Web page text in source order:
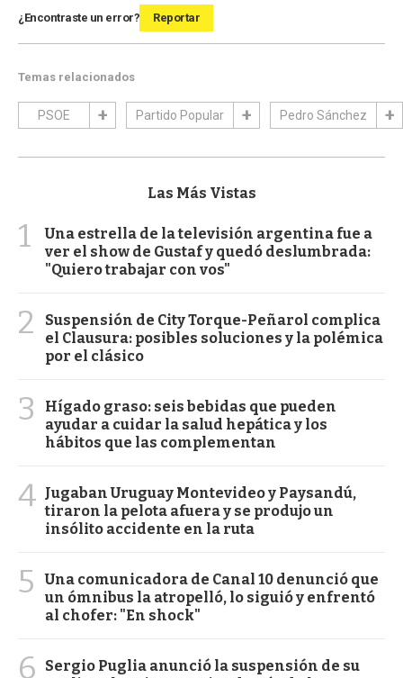
¿Encontraste un error? Reportar
Temas relacionados
PSOE Partido Popular Pedro Sánchez
Las Más Vistas
1
Una estrella de la televisión argentina fue a
ver el show de Gustaf y quedó deslumbrada:
"Quiero trabajar con vos"
2
Suspensión de City Torque-Peñarol complica
el Clausura: posibles soluciones y la polémica
por el clásico
3
Hígado graso: seis bebidas que pueden
ayudar a cuidar la salud hepática y los
hábitos que las complementan
4 Jugaban Uruguay Montevideo y Paysandú,
tiraron la pelota afuera y se produjo un
insólito accidente en la ruta
5
Una comunicadora de Canal 10 denunció que
un ómnibus la atropelló, lo siguió y enfrentó
al chofer: "En shock"
6
Sergio Puglia anunció la suspensión de su